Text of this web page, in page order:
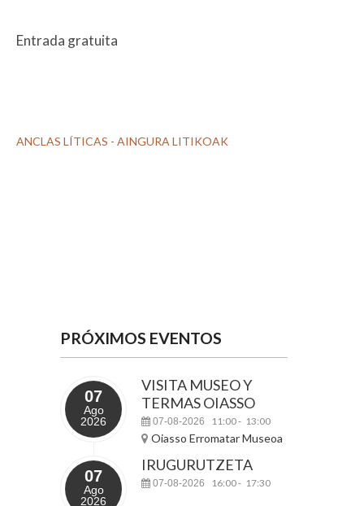
Entrada gratuita
ANCLAS LÍTICAS - AINGURA LITIKOAK
PRÓXIMOS EVENTOS
07
Ago
2026
VISITA MUSEO Y
TERMAS OIASSO
07-08-2026 11:00- 13:00
Oiasso Erromatar Museoa
07
Ago
2026
IRUGURUTZETA
07-08-2026 16:00- 17:30